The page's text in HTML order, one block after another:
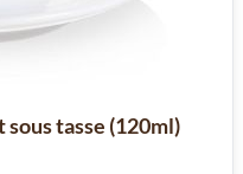
tasse (120ml)